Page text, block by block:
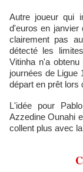
Autre joueur qui
d'euros en janvier
clairement pas
détecté les
Vitinha n'a
journées de Ligue
départ en prêt lors
L'idée pour Pablo Longoria serait donc de se séparer de
Azzedine Ounahi
collent plus avec